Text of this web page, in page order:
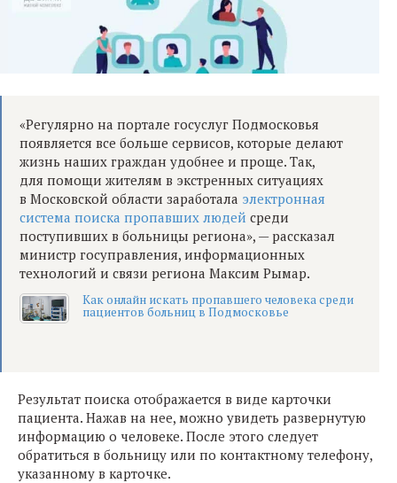
«Регулярно на портале госуслуг Подмосковья
появляется все больше сервисов, которые делают
жизнь наших граждан удобнее и проще. Так,
для помощи жителям в экстренных ситуациях
в Московской области заработала электронная
система поиска пропавших людей среди
поступивших в больницы региона», — рассказал
министр госуправления, информационных
технологий и связи региона Максим Рымар.
Как онлайн искать пропавшего человека среди
пациентов больниц в Подмосковье
Результат поиска отображается в виде карточки
пациента. Нажав на нее, можно увидеть развернутую
информацию о человеке. После этого следует
обратиться в больницу или по контактному телефону,
указанному в карточке.